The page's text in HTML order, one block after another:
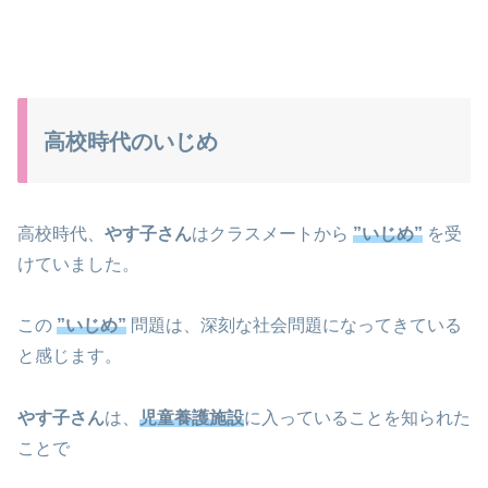
高校時代のいじめ
高校時代、 やす子さんはクラスメートから ”いじめ” を受
けていました。
この ”いじめ” 問題は、深刻な社会問題になってきている
と感じます。
やす子さんは、 児童養護施設に入っていることを知られた
ことで